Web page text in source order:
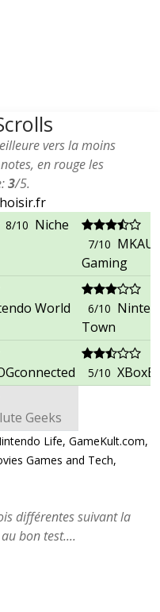
vers la moins
en rouge les
3/5.
8/10 Niche
7/10 MKAU
Gaming
World
6/10
Town
5/10
Geeks
Life, GameKult.com,
Games and Tech,
différentes suivant la
bon test....